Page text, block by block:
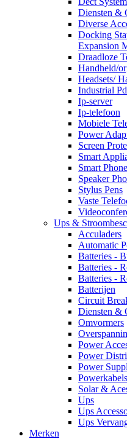
Diensten &
Diverse
Docking
Expansion
Draadloze
Handheld/
Headsets/
Industrial
Ip-server
Ip-telefoon
Mobiele
Power
Screen
Smart
Smart
Speaker
Stylus Pens
Vaste
Ups &
Acculaders
Automatic
Batteries -
Batteries -
Batteries -
Batterijen
Circuit
Diensten &
Omvormers
Power
Power
Power
Powerkabels
Solar &
Ups
Ups
Ups
Merken